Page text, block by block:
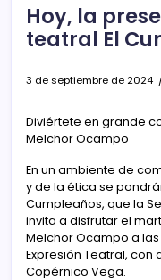
Hoy, la
teatral El
3 de septiembre de 2024
Diviértete en grande
Melchor Ocampo
En un ambiente de
y de la ética se
Cumpleaños, que la
invita a disfrutar el
Melchor Ocampo a
Expresión Teatral,
Copérnico Vega.